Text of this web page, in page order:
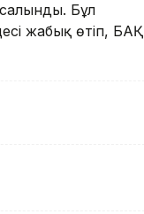
Бұл
жабық өтіп, БАҚ